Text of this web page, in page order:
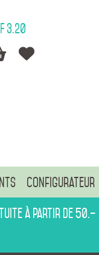
3.20

Configurateur
à partir de 50.–